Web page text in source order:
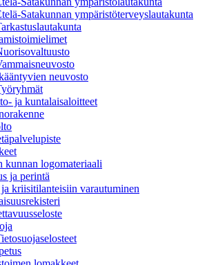
Satakunnan ympäristöterveyslautakunta
neuvosto
ja kuntalaisaloitteet
kunnan logomateriaali
ja perintä
kriisitilanteisiin varautuminen